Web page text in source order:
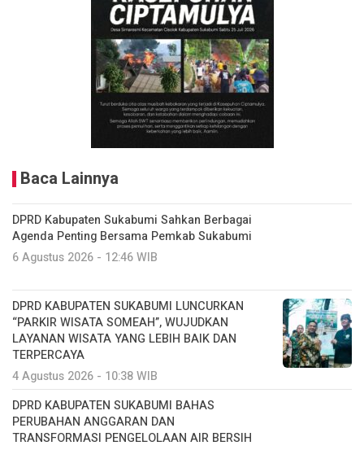
Baca Lainnya
DPRD Kabupaten Sukabumi Sahkan Berbagai
Agenda Penting Bersama Pemkab Sukabumi
6 Agustus 2026 - 12:46 WIB
DPRD KABUPATEN SUKABUMI LUNCURKAN
“PARKIR WISATA SOMEAH”, WUJUDKAN
LAYANAN WISATA YANG LEBIH BAIK DAN
TERPERCAYA
4 Agustus 2026 - 10:38 WIB
DPRD KABUPATEN SUKABUMI BAHAS
PERUBAHAN ANGGARAN DAN
TRANSFORMASI PENGELOLAAN AIR BERSIH